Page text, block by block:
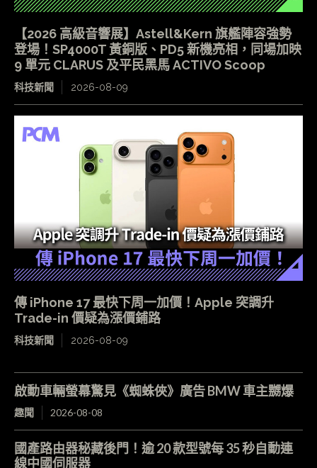
【2026 高級音響展】Astell&Kern 旗艦陣容強勢
登場！SP4000T 黃銅版、PD5 新機亮相，同場加映
9 單元 CLARUS 及平民黑馬 ACTIVO Scoop
科技新聞 2026-08-09
傳 iPhone 17 最快下周一加價！Apple 突調升
Trade-in 價疑為漲價鋪路
科技新聞 2026-08-09
啟動車輛螢幕驚見《蜘蛛俠》廣告 BMW 車主嬲爆
趣聞 2026-08-08
國產路由器秘藏後門！逾 20 款型號每 35 秒自動連
線中國伺服器